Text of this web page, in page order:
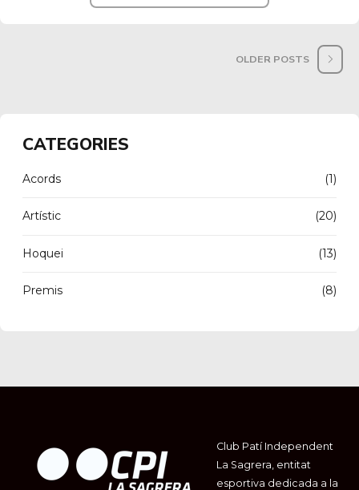
OLDER POSTS
CATEGORIES
Acords (1)
Artístic (20)
Hoquei (13)
Premis (8)
Club Patí Independent
La Sagrera, entitat
esportiva dedicada a la